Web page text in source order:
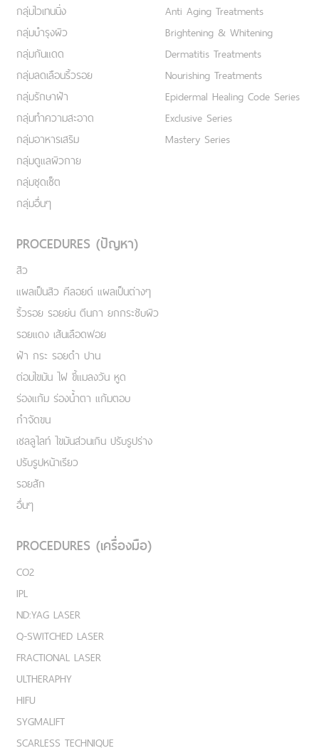
กลุ่มไวเทนนิ่ง
กลุ่มบำรุงผิว
กลุ่มกันแดด
กลุ่มลดเลือนริ้วรอย
กลุ่มรักษาฝ้า
กลุ่มทำความสะอาด
กลุ่มอาหารเสริม
กลุ่มดูแลผิวกาย
กลุ่มชุดเซ็ต
กลุ่มอื่นๆ
Anti Aging Treatments
Brightening & Whitening
Dermatitis Treatments
Nourishing Treatments
Epidermal Healing Code Series
Exclusive Series
Mastery Series
PROCEDURES (ปัญหา)
สิว
แผลเป็นสิว คีลอยด์ แผลเป็นต่างๆ
ริ้วรอย รอยย่น ตีนกา ยกกระชับผิว
รอยแดง เส้นเลือดฟอย
ฝ้า กระ รอยดำ ปาน
ต่อมไขมัน ไฝ ขี้แมลงวัน หูด
ร่องแก้ม ร่องน้ำตา แก้มตอบ
กำจัดขน
เชลลูไลท์ ไขมันส่วนเกิน ปรับรูปร่าง
ปรับรูปหน้าเรียว
รอยสัก
อื่นๆ
PROCEDURES (เครื่องมือ)
CO2
IPL
ND:YAG LASER
Q-SWITCHED LASER
FRACTIONAL LASER
ULTHERAPHY
HIFU
SYGMALIFT
SCARLESS TECHNIQUE